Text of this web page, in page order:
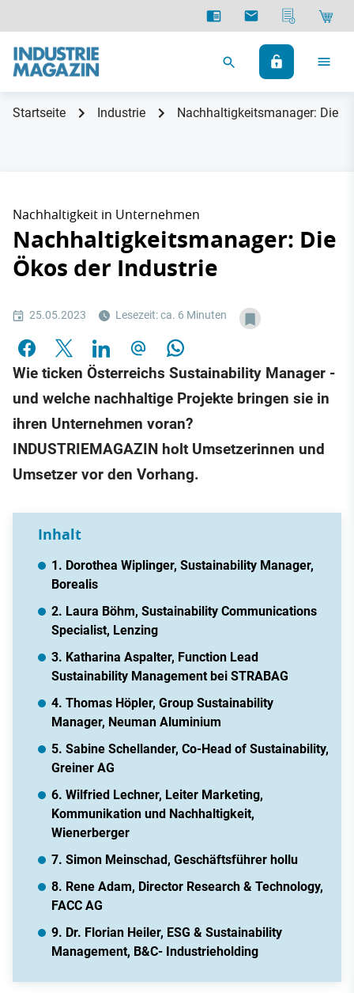
Startseite Industrie Nachhaltigkeitsmanager: Die
Nachhaltigkeit in Unternehmen
Nachhaltigkeitsmanager: Die
Ökos der Industrie
25.05.2023 Lesezeit: ca. 6 Minuten
Wie ticken Österreichs Sustainability Manager -
und welche nachhaltige Projekte bringen sie in
ihren Unternehmen voran?
INDUSTRIEMAGAZIN holt Umsetzerinnen und
Umsetzer vor den Vorhang.
Inhalt
1. Dorothea Wiplinger, Sustainability Manager,
Borealis
2. Laura Böhm, Sustainability Communications
Specialist, Lenzing
3. Katharina Aspalter, Function Lead
Sustainability Management bei STRABAG
4. Thomas Höpler, Group Sustainability
Manager, Neuman Aluminium
5. Sabine Schellander, Co-Head of Sustainability,
Greiner AG
6. Wilfried Lechner, Leiter Marketing,
Kommunikation und Nachhaltigkeit,
Wienerberger
7. Simon Meinschad, Geschäftsführer hollu
8. Rene Adam, Director Research & Technology,
FACC AG
9. Dr. Florian Heiler, ESG & Sustainability
Management, B&C- Industrieholding